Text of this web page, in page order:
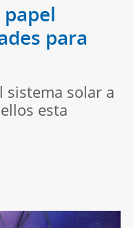
para
sistema solar a
esta